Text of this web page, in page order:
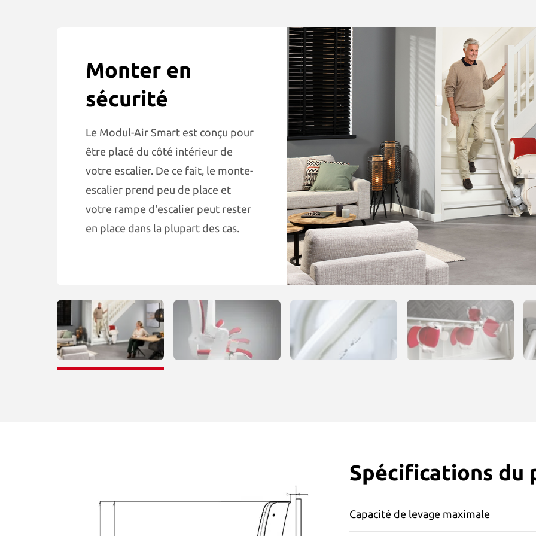
Monter en
sécurité
Le Modul-Air Smart est conçu pour
être placé du côté intérieur de
votre escalier. De ce fait, le monte-
escalier prend peu de place et
votre rampe d'escalier peut rester
en place dans la plupart des cas.
Spécifications du
Capacité de levage maximale